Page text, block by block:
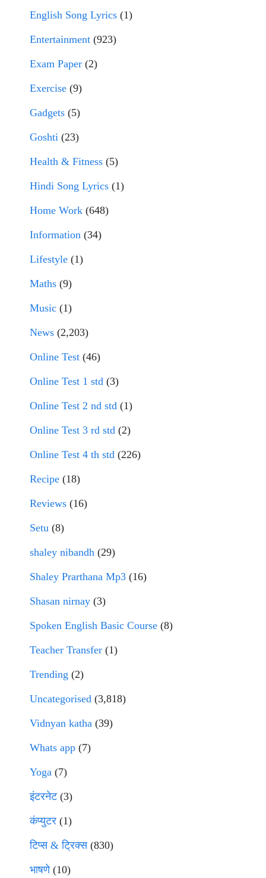
English Song Lyrics (1)
Entertainment (923)
Exam Paper (2)
Exercise (9)
Gadgets (5)
Goshti (23)
Health & Fitness (5)
Hindi Song Lyrics (1)
Home Work (648)
Information (34)
Lifestyle (1)
Maths (9)
Music (1)
News (2,203)
Online Test (46)
Online Test 1 std (3)
Online Test 2 nd std (1)
Online Test 3 rd std (2)
Online Test 4 th std (226)
Recipe (18)
Reviews (16)
Setu (8)
shaley nibandh (29)
Shaley Prarthana Mp3 (16)
Shasan nirnay (3)
Spoken English Basic Course (8)
Teacher Transfer (1)
Trending (2)
Uncategorised (3,818)
Vidnyan katha (39)
Whats app (7)
Yoga (7)
इंटरनेट(3)
कंप्युटर (1)
टिप्स & ट्रिक्स(830)
भाषणे(10)